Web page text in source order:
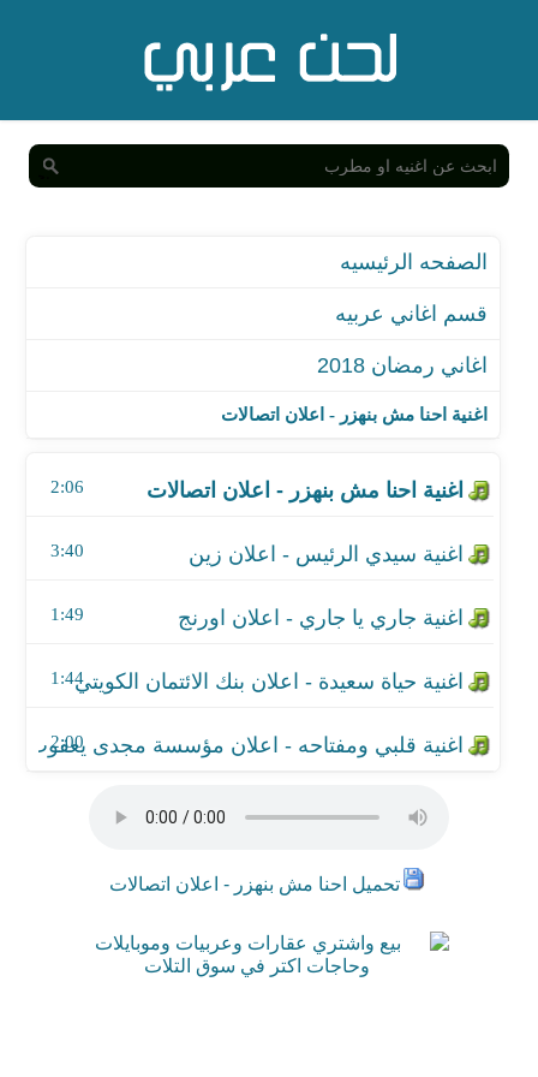
قسم اغاني عربيه
اغاني رمضان 2018
اغنية احنا مش بنهزر - اعلان اتصالات
اغنية احنا مش بنهزر - اعلان اتصالات
2:06
3:40
1:49
اغنية حياة سعيدة - اعلان بنك الائتمان الكويتي
1:44
اغنية قلبي ومفتاحه - اعلان مؤسسة مجدى يعقوب
2:00
تحميل احنا مش بنهزر - اعلان اتصالات